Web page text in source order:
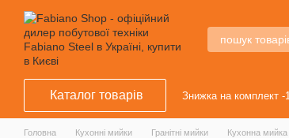
Перейти к основному контенту
Каталог товарів Знижка на комплект -
Головна Кухонні мийки Гранітні мийки Кухонна